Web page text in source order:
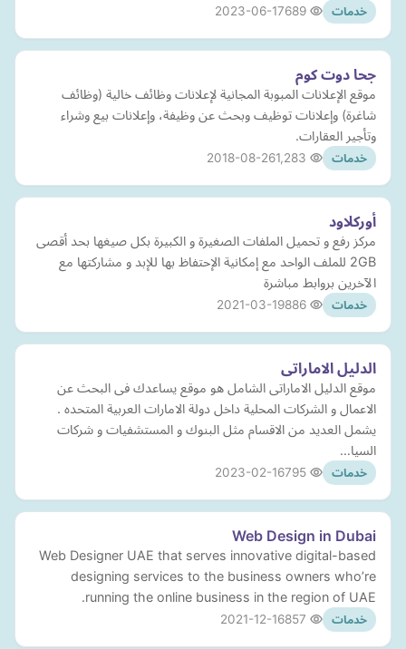
خدمات 2023-06-17
جحا دوت كوم
موقع الإعلانات المبوبة المجانية لإعلانات وظائف خالية (وظائف
شاغرة) وإعلانات توظيف وبحث عن وظيفة، وإعلانات بيع وشراء
وتأجير العقارات.
خدمات 2018-08-26
أوركلاود
مركز رفع و تحميل الملفات الصغيرة و الكبيرة بكل صيغها بحد أقصى
2GB للملف الواحد مع إمكانية الإحتفاظ بها للإبد و مشاركتها مع
الآخرين بروابط مباشرة
خدمات 2021-03-19
الدليل الاماراتى
موقع الدليل الاماراتى الشامل هو موقع يساعدك فى البحث عن
الاعمال و الشركات المحلية داخل دولة الامارات العربية المتحده .
يشمل العديد من الاقسام مثل البنوك و المستشفيات و شركات
السيا…
خدمات 2023-02-16
Web Design in Dubai
Web Designer UAE that serves innovative digital-based
designing services to the business owners who’re
running the online business in the region of UAE.
خدمات 2021-12-16